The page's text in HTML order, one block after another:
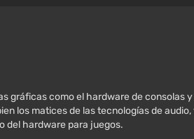
como el hardware de consolas
los matices de las tecnologías de
del hardware para juegos.